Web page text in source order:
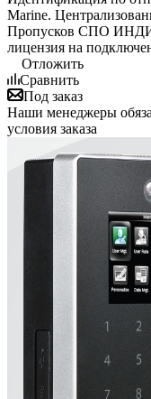
Marine.
Пропусков СПО
лицензия на
Отложить
Сравнить
Под заказ
Наши менеджеры
условия заказа